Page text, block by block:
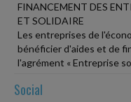
FINANCEMENT DES
ET SOLIDAIRE
Les entreprises de
bénéficier d'aides et de
l'agrément « Entreprise
Social